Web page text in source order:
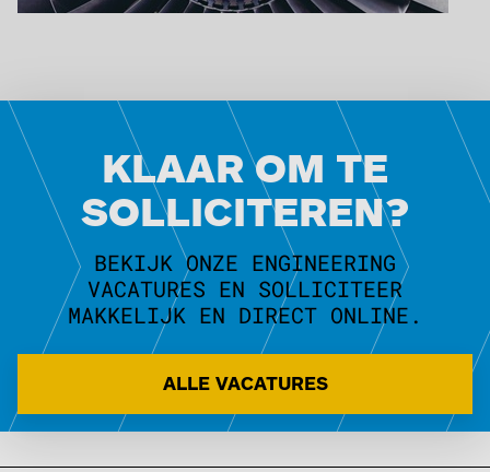
KLAAR OM TE
SOLLICITEREN?
BEKIJK ONZE ENGINEERING
VACATURES EN SOLLICITEER
MAKKELIJK EN DIRECT ONLINE.
ALLE VACATURES